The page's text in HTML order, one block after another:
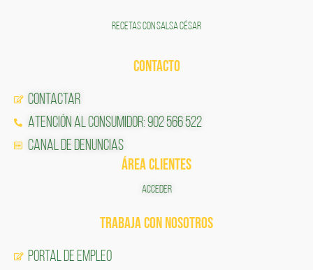
RECETAS CON SALSA CÉSAR
CONTACTO
Contactar
Atención al Consumidor: 902 566 522
Canal de Denuncias
ÁREA CLIENTES
ACCEDER
TRABAJA CON NOSOTROS
Portal de Empleo